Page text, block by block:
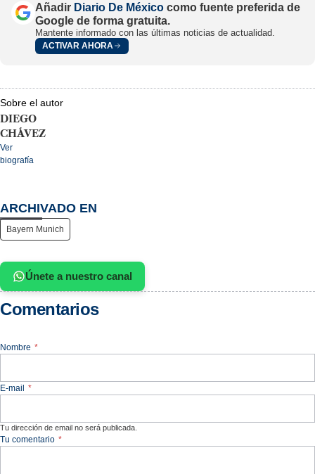
Añadir Diario De México como fuente preferida de
Google de forma gratuita.
Mantente informado con las últimas noticias de actualidad.
ACTIVAR AHORA
Sobre el autor
DIEGO
CHÁVEZ
Ver
biografía
ARCHIVADO EN
Bayern Munich
Únete a nuestro canal
Comentarios
Nombre *
E-mail *
Tu dirección de email no será publicada.
Tu comentario *